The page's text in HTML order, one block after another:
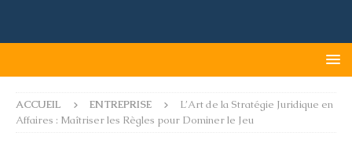
ACCUEIL ENTREPRISE
L’Art de la Stratégie Juridique en
Affaires : Maîtriser les Règles pour Dominer le Jeu